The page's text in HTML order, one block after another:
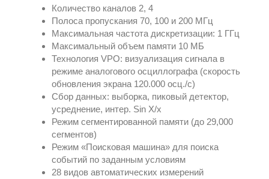
Количество каналов 2, 4
Полоса пропускания 70, 100 и 200 МГц
Максимальная частота дискретизации: 1 ГГц
Максимальный объем памяти 10 МБ
Технология VPO: визуализация сигнала в
режиме аналогового осциллографа (скорость
обновления экрана 120.000 осц./с)
Сбор данных: выборка, пиковый детектор,
усреднение, интер. Sin X/x
Режим сегментированной памяти (до 29,000
сегментов)
Режим «Поисковая машина» для поиска
событий по заданным условиям
28 видов автоматических измерений